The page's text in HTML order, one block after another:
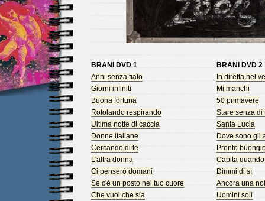
BRANI DVD 1
Anni senza fiato
Giorni infiniti
Buona fortuna
Rotolando respirando
Ultima notte di caccia
Donne italiane
Cercando di te
L'altra donna
Ci penserò domani
Se c'è un posto nel tuo cuore
Che vuoi che sia
BRANI DVD 2
In diretta nel
Mi manchi
50 primavere
Stare senza di
Santa Lucia
Dove sono gli
Pronto
Capita
Dimmi di sì
Ancora una
Uomini soli